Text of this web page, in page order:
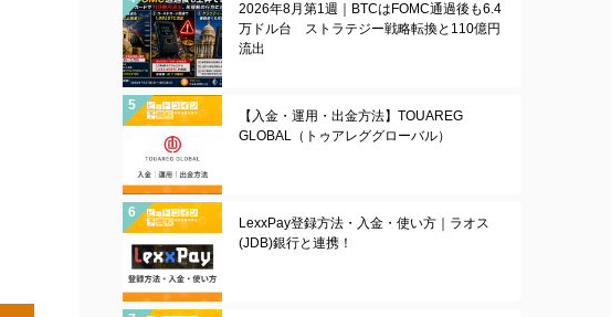
2026年8月第1週｜BTCはFOMC通過後も6.4
万ドル台 ストラテジー戦略転換と110億円
流出
【入金・運用・出金方法】TOUAREG
GLOBAL（トゥアレググローバル）
LexxPay登録方法・入金・使い方｜ラオス
(JDB)銀行と連携！